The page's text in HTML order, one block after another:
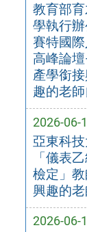
教育部
學執行
賽特國
高峰論
產學銜
趣的老師
2026-06-
亞東科
「儀表
檢定」
興趣的老
2026-06-